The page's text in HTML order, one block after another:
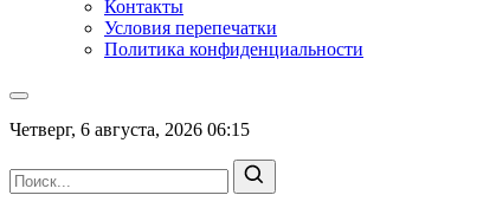
Контакты
Условия перепечатки
Политика конфиденциальности
Четверг, 6 августа, 2026 06:15